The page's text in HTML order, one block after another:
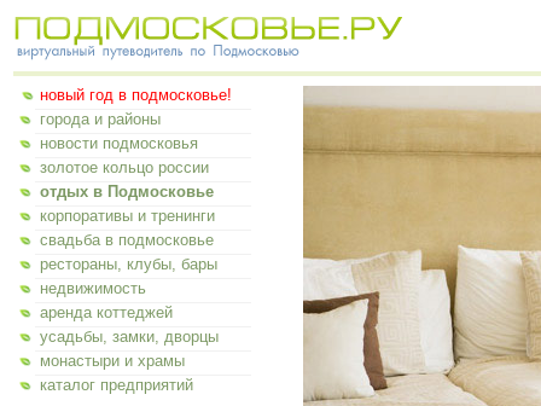
новый год в подмосковье!
города и районы
новости подмосковья
золотое кольцо россии
отдых в Подмосковье
корпоративы и тренинги
свадьба в подмосковье
рестораны, клубы, бары
недвижимость
аренда коттеджей
усадьбы, замки, дворцы
монастыри и храмы
каталог предприятий